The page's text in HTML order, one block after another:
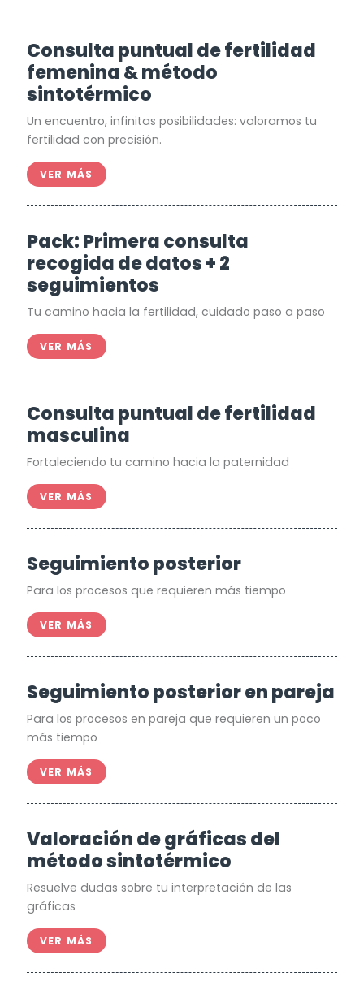
Consulta puntual de fertilidad
femenina & método
sintotérmico
Un encuentro, infinitas posibilidades: valoramos tu
fertilidad con precisión.
VER MÁS
Pack: Primera consulta
recogida de datos + 2
seguimientos
Tu camino hacia la fertilidad, cuidado paso a paso
VER MÁS
Consulta puntual de fertilidad
masculina
Fortaleciendo tu camino hacia la paternidad
VER MÁS
Seguimiento posterior
Para los procesos que requieren más tiempo
VER MÁS
Seguimiento posterior en pareja
Para los procesos en pareja que requieren un poco
más tiempo
VER MÁS
Valoración de gráficas del
método sintotérmico
Resuelve dudas sobre tu interpretación de las
gráficas
VER MÁS